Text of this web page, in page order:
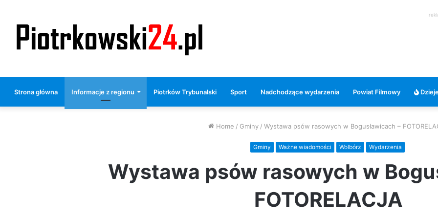
Strona główna Informacje z regionu Piotrków Trybunalski Sport Nadchodzące wydarzenia Powiat Filmowy
Home / Gminy / Wystawa psów rasowych w Bogusławicach –
Gminy Ważne wiadomości Wolbórz Wydarzenia
Wystawa psów rasowych w
FOTORELACJA